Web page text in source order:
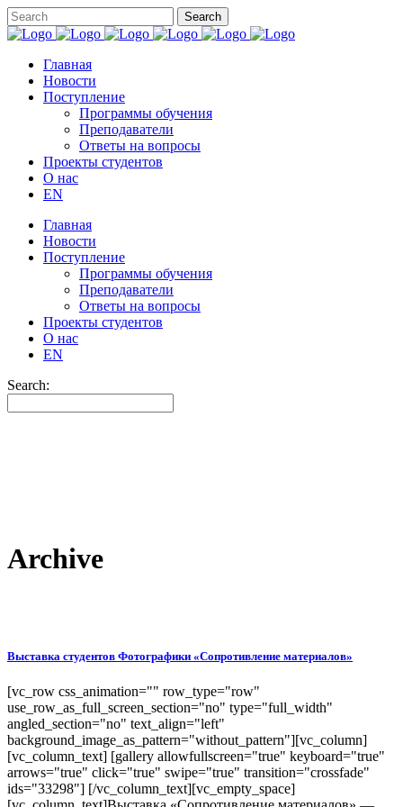
Главная
Новости
Поступление
Программы обучения
Преподаватели
Ответы на вопросы
Проекты студентов
О нас
EN
Главная
Новости
Поступление
Программы обучения
Преподаватели
Ответы на вопросы
Проекты студентов
О нас
EN
Search:
Archive
Выставка студентов Фотографики «Сопротивление материалов»
[vc_row css_animation="" row_type="row"
use_row_as_full_screen_section="no" type="full_width"
angled_section="no" text_align="left"
background_image_as_pattern="without_pattern"][vc_column]
[vc_column_text] [gallery allowfullscreen="true" keyboard="true"
arrows="true" click="true" swipe="true" transition="crossfade"
ids="33298"] [/vc_column_text][vc_empty_space]